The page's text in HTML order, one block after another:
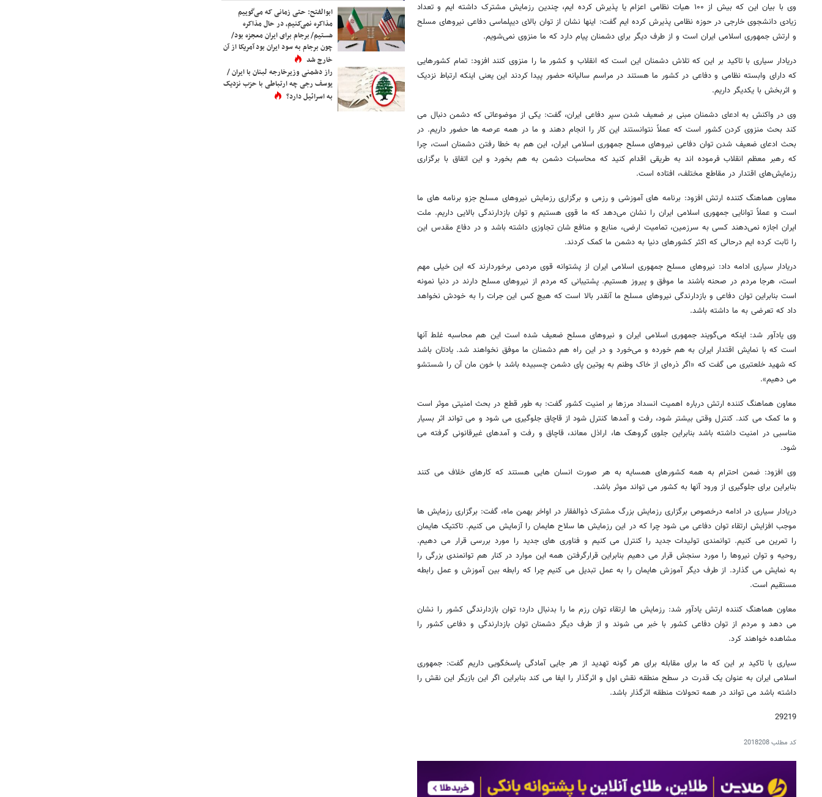
وی با بیان این که بیش از ۱۰۰ هیات نظامی اعزام یا پذیرش کرده ایم، چندین رزمایش مشترک داشته ایم و تعداد
زیادی دانشجوی خارجی در حوزه نظامی پذیرش کرده ایم گفت: اینها نشان از توان بالای دیپلماسی دفاعی نیروهای مسلح
و ارتش جمهوری اسلامی ایران است و از طرف دیگر برای دشمنان پیام دارد که ما منزوی نمی‌شویم.
دریادار سیاری با تاکید بر این که تلاش دشمنان این است که انقلاب و کشور ما را منزوی کنند افزود: تمام کشورهایی
که دارای وابسته نظامی و دفاعی در کشور ما هستند در مراسم سالیانه حضور پیدا کردند این یعنی اینکه ارتباط نزدیک
و اثربخش با یکدیگر داریم.
وی در واکنش به ادعای دشمنان مبنی بر ضعیف شدن سپر دفاعی ایران، گفت: یکی از موضوعاتی که دشمن دنبال می
کند بحث منزوی کردن کشور است که عملاً نتوانستند این کار را انجام دهند و ما در همه عرصه ها حضور داریم. در
بحث ادعای ضعیف شدن توان دفاعی نیروهای مسلح جمهوری اسلامی ایران، این هم به خطا رفتن دشمنان است، چرا
که رهبر معظم انقلاب فرموده اند به طریقی اقدام کنید که محاسبات دشمن به هم بخورد و این اتفاق با برگزاری
رزمایش‌های اقتدار در مقاطع مختلف، افتاده است.
معاون هماهنگ کننده ارتش افزود: برنامه های آموزشی و رزمی و برگزاری رزمایش نیروهای مسلح جزو برنامه های ما
است و عملاً توانایی جمهوری اسلامی ایران را نشان می‌دهد که ما قوی هستیم و توان بازدارندگی بالایی داریم. ملت
ایران اجازه نمی‌دهند کسی به سرزمین، تمامیت ارضی، منابع و منافع شان تجاوزی داشته باشد و در دفاع مقدس این
را ثابت کرده ایم درحالی که اکثر کشورهای دنیا به دشمن ما کمک کردند.
دریادار سیاری ادامه داد: نیروهای مسلح جمهوری اسلامی ایران از پشتوانه قوی مردمی برخوردارند که این خیلی مهم
است، هرجا مردم در صحنه باشند ما موفق و پیروز هستیم. پشتیبانی که مردم از نیروهای مسلح دارند در دنیا نمونه
است بنابراین توان دفاعی و بازدارندگی نیروهای مسلح ما آنقدر بالا است که هیچ کس این جرات را به خودش نخواهد
داد که تعرضی به ما داشته باشد.
وی یادآور شد: اینکه می‌گویند جمهوری اسلامی ایران و نیروهای مسلح ضعیف شده است این هم محاسبه غلط آنها
است که با نمایش اقتدار ایران به هم خورده و می‌خورد و در این راه هم دشمنان ما موفق نخواهند شد. یادتان باشد
که شهید خلعتبری می گفت که «اگر ذره‌ای از خاک وطنم به پوتین پای دشمن چسبیده باشد با خون مان آن را شستشو
می دهیم».
معاون هماهنگ کننده ارتش درباره اهمیت انسداد مرزها بر امنیت کشور گفت: به طور قطع در بحث امنیتی موثر است
و ما کمک می کند. کنترل وقتی بیشتر شود، رفت و آمدها کنترل شود از قاچاق جلوگیری می شود و می تواند اثر بسیار
مناسبی در امنیت داشته باشد بنابراین جلوی گروهک ها، اراذل معاند، قاچاق و رفت و آمدهای غیرقانونی گرفته می
شود.
وی افزود: ضمن احترام به همه کشورهای همسایه به هر صورت انسان هایی هستند که کارهای خلاف می کنند
بنابراین برای جلوگیری از ورود آنها به کشور می تواند موثر باشد.
دریادار سیاری در ادامه درخصوص برگزاری رزمایش بزرگ مشترک ذوالفقار در اواخر بهمن ماه، گفت: برگزاری رزمایش ها
موجب افزایش ارتقاء توان دفاعی می شود چرا که در این رزمایش ها سلاح هایمان را آزمایش می کنیم. تاکتیک هایمان
را تمرین می کنیم. توانمندی تولیدات جدید را کنترل می کنیم و فناوری های جدید را مورد بررسی قرار می دهیم.
روحیه و توان نیروها را مورد سنجش قرار می دهیم بنابراین قرارگرفتن همه این موارد در کنار هم توانمندی بزرگی را
به نمایش می گذارد. از طرف دیگر آموزش هایمان را به عمل تبدیل می کنیم چرا که رابطه بین آموزش و عمل رابطه
مستقیم است.
معاون هماهنگ کننده ارتش یادآور شد: رزمایش ها ارتقاء توان رزم ما را بدنبال دارد؛ توان بازدارندگی کشور را نشان
می دهد و مردم از توان دفاعی کشور با خبر می شوند و از طرف دیگر دشمنان توان بازدارندگی و دفاعی کشور را
مشاهده خواهند کرد.
سیاری با تاکید بر این که ما برای مقابله برای هر گونه تهدید از هر جایی آمادگی پاسخگویی داریم گفت: جمهوری
اسلامی ایران به عنوان یک قدرت در سطح منطقه نقش اول و اثرگذار را ایفا می کند بنابراین اگر این بازیگر این نقش را
داشته باشد می تواند در همه تحولات منطقه اثرگذار باشد.
29219
کد مطلب2018208
ابوالفتح: حتی زمانی که می‌گوییم
مذاکره نمی‌کنیم، در حال مذاکره
هستیم/ برجام برای ایران معجزه بود/
چون برجام به سود ایران بود آمریکا از آن
خارج شد
راز دشمنی وزیرخارجه لبنان با ایران /
یوسف رجی چه ارتباطی با حزب نزدیک
به اسرائیل دارد؟